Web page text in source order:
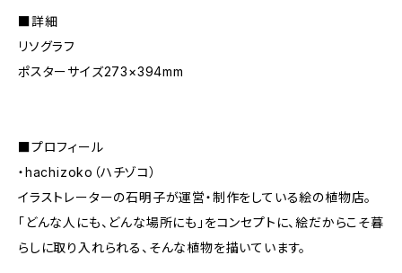
■詳細
リソグラフ
ポスターサイズ273×394mm
■プロフィール
・hachizoko（ハチゾコ）
イラストレーターの石明子が運営・制作をしている絵の植物店。
「どんな人にも、どんな場所にも」をコンセプトに、絵だからこそ暮
らしに取り入れられる、そんな植物を描いています。